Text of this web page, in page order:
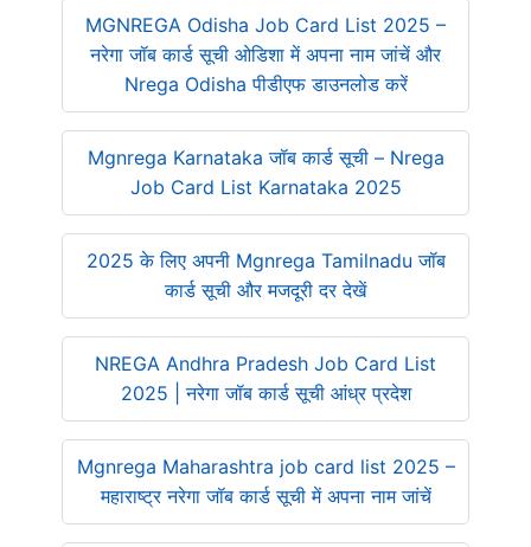
MGNREGA Odisha Job Card List 2025 –
नरेगा जॉब कार्ड सूची ओडिशा में अपना नाम जांचें और
Nrega Odisha पीडीएफ डाउनलोड करें
Mgnrega Karnataka जॉब कार्ड सूची – Nrega
Job Card List Karnataka 2025
2025 के लिए अपनी Mgnrega Tamilnadu जॉब
कार्ड सूची और मजदूरी दर देखें
NREGA Andhra Pradesh Job Card List
2025 | नरेगा जॉब कार्ड सूची आंध्र प्रदेश
Mgnrega Maharashtra job card list 2025 –
महाराष्ट्र नरेगा जॉब कार्ड सूची में अपना नाम जांचें